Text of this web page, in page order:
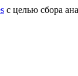
с целью сбора